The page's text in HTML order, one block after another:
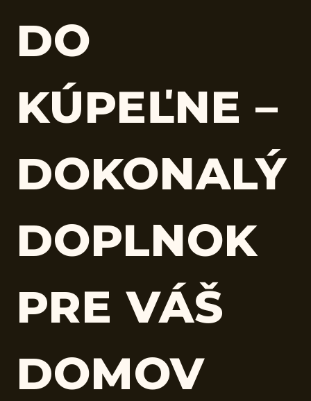
DO
KÚPEĽNE –
DOKONALÝ
DOPLNOK
PRE VÁŠ
DOMOV